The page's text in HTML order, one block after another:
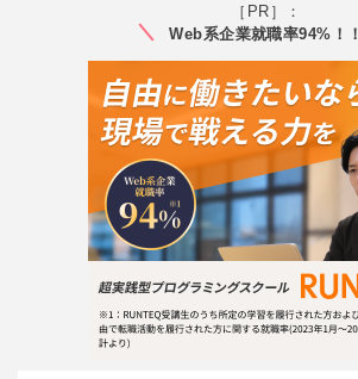
［PR］：
Web系企業就職率94%！！